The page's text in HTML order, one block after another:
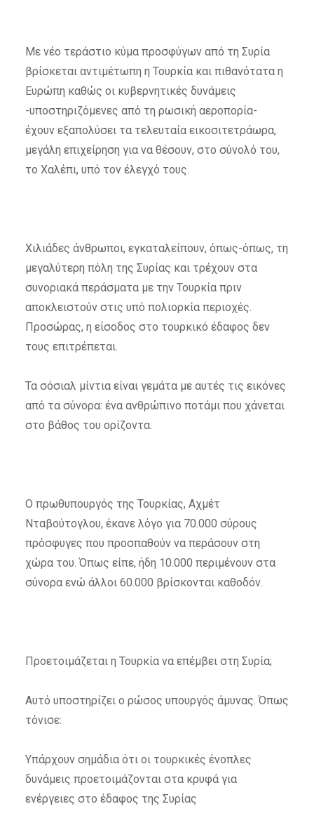
Με νέο τεράστιο κύμα προσφύγων από τη Συρία
βρίσκεται αντιμέτωπη η Τουρκία και πιθανότατα η
Ευρώπη καθώς οι κυβερνητικές δυνάμεις
-υποστηριζόμενες από τη ρωσική αεροπορία-
έχουν εξαπολύσει τα τελευταία εικοσιτετράωρα,
μεγάλη επιχείρηση για να θέσουν, στο σύνολό του,
το Χαλέπι, υπό τον έλεγχό τους.
Χιλιάδες άνθρωποι, εγκαταλείπουν, όπως-όπως, τη
μεγαλύτερη πόλη της Συρίας και τρέχουν στα
συνοριακά περάσματα με την Τουρκία πριν
αποκλειστούν στις υπό πολιορκία περιοχές.
Προσώρας, η είσοδος στο τουρκικό έδαφος δεν
τους επιτρέπεται.
Τα σόσιαλ μίντια είναι γεμάτα με αυτές τις εικόνες
από τα σύνορα: ένα ανθρώπινο ποτάμι που χάνεται
στο βάθος του ορίζοντα.
Ο πρωθυπουργός της Τουρκίας, Αχμέτ
Νταβούτογλου, έκανε λόγο για 70.000 σύρους
πρόσφυγες που προσπαθούν να περάσουν στη
χώρα του. Όπως είπε, ήδη 10.000 περιμένουν στα
σύνορα ενώ άλλοι 60.000 βρίσκονται καθοδόν.
Προετοιμάζεται η Τουρκία να επέμβει στη Συρία;
Αυτό υποστηρίζει ο ρώσος υπουργός άμυνας. Όπως
τόνισε:
Υπάρχουν σημάδια ότι οι τουρκικές ένοπλες
δυνάμεις προετοιμάζονται στα κρυφά για
ενέργειες στο έδαφος της Συρίας